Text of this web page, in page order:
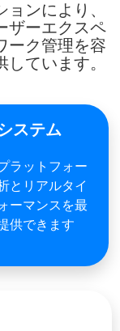
ンにより、
ザーエクスペ
ーク管理を容
ています。
ステム
ラットフォー
とリアルタイ
ーマンスを最
供できます